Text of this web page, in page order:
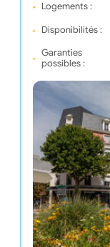
Logements :
Disponibilités :
Garanties
possibles :